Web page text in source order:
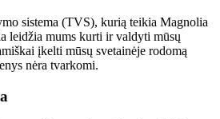
sistema (TVS), kurią teikia Magnolia
leidžia mums kurti ir valdyti mūsų
įkelti mūsų svetainėje rodomą
nėra tvarkomi.